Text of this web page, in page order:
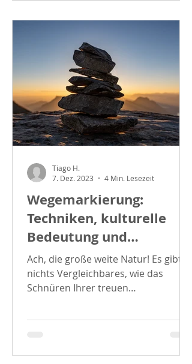
Wegemarkierung:
Techniken, kulturelle
Bedeutung und
Geschichte - Erforschung
dieser verlorenen Kunst
Ach, die große weite Natur! Es gibt
nichts Vergleichbares, wie das
Schnüren Ihrer treuen
Rucksacks und...
Tiago H.
7. Dez. 2023
4 Min. Lesezeit